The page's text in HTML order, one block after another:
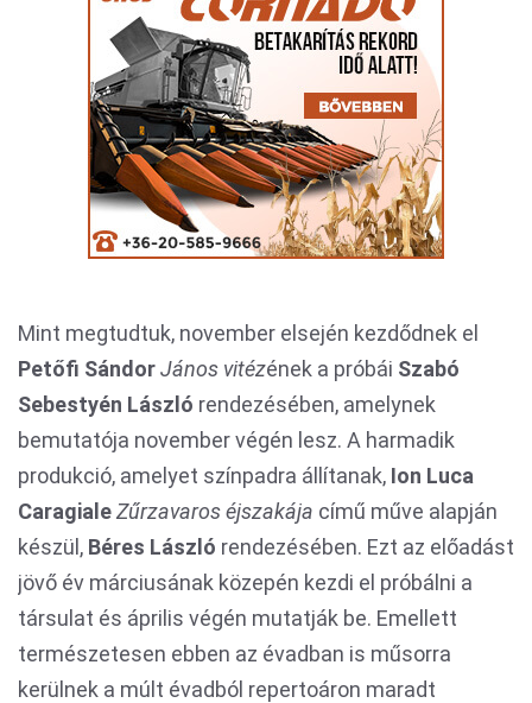
Mint megtudtuk, november elsején kezdődnek el
Petőfi SándorJános vitézének a próbái Szabó
Sebestyén László rendezésében, amelynek
bemutatója november végén lesz. A harmadik
produkció, amelyet színpadra állítanak, Ion Luca
CaragialeZűrzavaros éjszakája című műve alapján
készül, Béres László rendezésében. Ezt az előadást
jövő év márciusának közepén kezdi el próbálni a
társulat és április végén mutatják be. Emellett
természetesen ebben az évadban is műsorra
kerülnek a múlt évadból repertoáron maradt